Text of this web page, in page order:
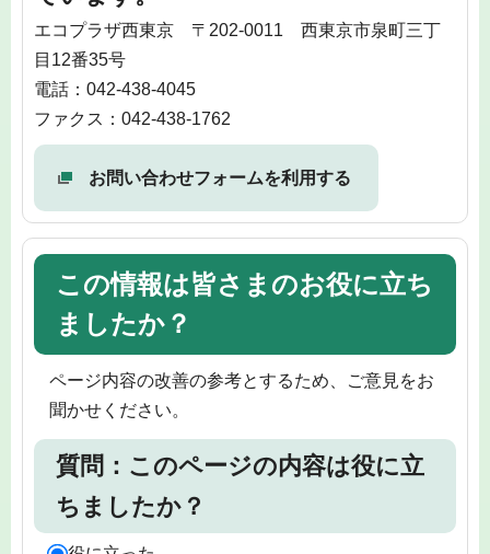
エコプラザ西東京 〒202-0011 西東京市泉町三丁
目12番35号
電話：042-438-4045
ファクス：042-438-1762
お問い合わせフォームを利用する
この情報は皆さまのお役に立ち
ましたか？
ページ内容の改善の参考とするため、ご意見をお
聞かせください。
質問：このページの内容は役に立
ちましたか？